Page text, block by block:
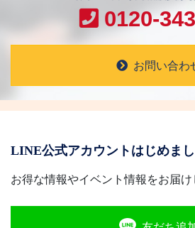
0120-
お問い合わ
LINE公式アカウントはじめまし
お得な情報やイベント情報をお届け